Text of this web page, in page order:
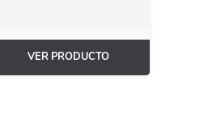
VER PRODUCTO